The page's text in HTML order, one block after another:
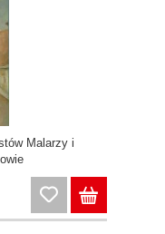
Malarzy i